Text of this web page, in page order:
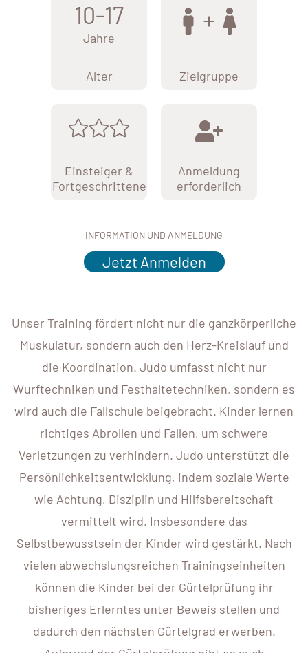
10-17
Jahre
Alter Zielgruppe
Einsteiger &
Fortgeschrittene
Anmeldung
erforderlich
INFORMATION UND ANMELDUNG
Jetzt Anmelden
Unser Training fördert nicht nur die ganzkörperliche
Muskulatur, sondern auch den Herz-Kreislauf und
die Koordination. Judo umfasst nicht nur
Wurftechniken und Festhaltetechniken, sondern es
wird auch die Fallschule beigebracht. Kinder lernen
richtiges Abrollen und Fallen, um schwere
Verletzungen zu verhindern. Judo unterstützt die
Persönlichkeitsentwicklung, indem soziale Werte
wie Achtung, Disziplin und Hilfsbereitschaft
vermittelt wird. Insbesondere das
Selbstbewusstsein der Kinder wird gestärkt. Nach
vielen abwechslungsreichen Trainingseinheiten
können die Kinder bei der Gürtelprüfung ihr
bisheriges Erlerntes unter Beweis stellen und
dadurch den nächsten Gürtelgrad erwerben.